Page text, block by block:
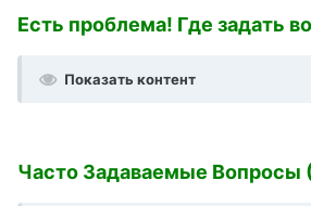
Есть проблема! Где задать
Показать контент
Часто Задаваемые Вопросы